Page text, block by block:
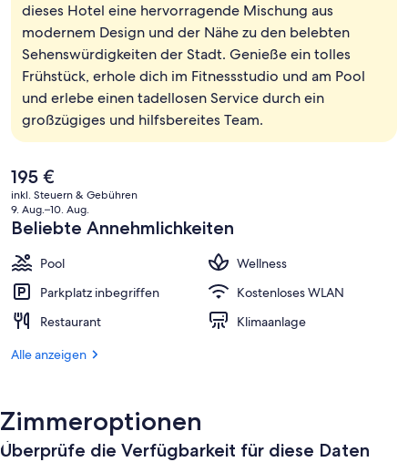
3 Restaurants; Mittagessen und
dieses Hotel eine hervorragende Mischung aus
modernem Design und der Nähe zu den belebten
Sehenswürdigkeiten der Stadt. Genieße ein tolles
Frühstück, erhole dich im Fitnessstudio und am Pool
und erlebe einen tadellosen Service durch ein
großzügiges und hilfsbereites Team.
Der
aktuelle
Preis
beträgt
195 €.
195 €
inkl. Steuern & Gebühren
9. Aug.–10. Aug.
Beliebte Annehmlichkeiten
Pool
Wellness
Parkplatz inbegriffen
Kostenloses WLAN
Restaurant
Klimaanlage
Alle anzeigen
Zimmeroptionen
Überprüfe die Verfügbarkeit für diese Daten